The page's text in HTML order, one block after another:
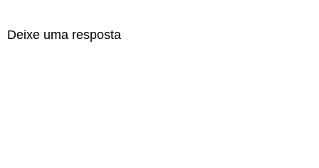
Deixe uma resposta